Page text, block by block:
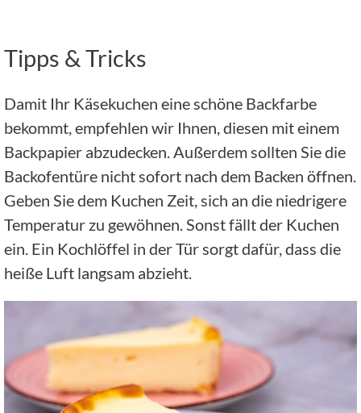
Tipps & Tricks
Damit Ihr Käsekuchen eine schöne Backfarbe
bekommt, empfehlen wir Ihnen, diesen mit einem
Backpapier abzudecken. Außerdem sollten Sie die
Backofentüre nicht sofort nach dem Backen öffnen.
Geben Sie dem Kuchen Zeit, sich an die niedrigere
Temperatur zu gewöhnen. Sonst fällt der Kuchen
ein. Ein Kochlöffel in der Tür sorgt dafür, dass die
heiße Luft langsam abzieht.